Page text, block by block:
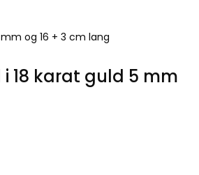
og 16 + 3 cm lang
18 karat guld 5 mm